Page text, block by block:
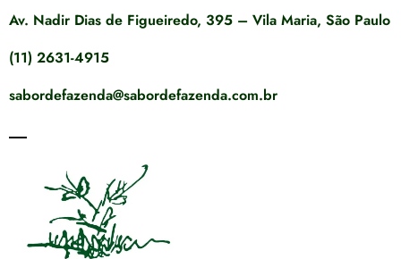
Av. Nadir Dias de Figueiredo, 395 – Vila Maria, São Paulo
(11) 2631-4915
sabordefazenda@sabordefazenda.com.br